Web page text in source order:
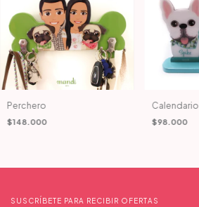
Perchero
$148.000
Calendario
$98.000
SUSCRÍBETE PARA RECIBIR OFERTAS